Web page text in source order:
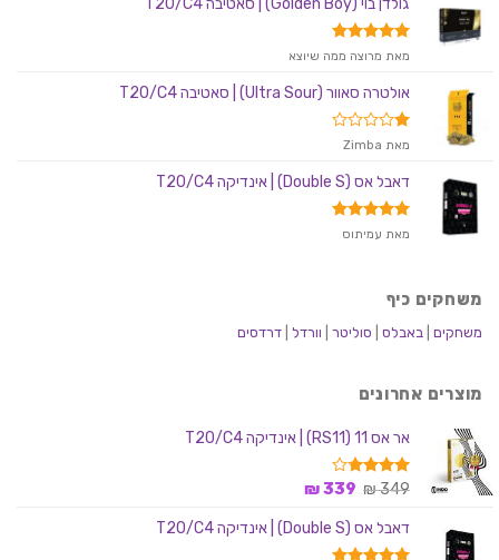
דורג5
מאת מרוצה ממה שיוצא
אולטרה סאוור (Ultra Sour) | סאטיבה T20/C4
דורג
5
מאת Zimba
דאבל אס (Double S) | אינדיקה T20/C4
דורג5
מאת עמיתוס
משחקים כיף
משחקים באבלס סוליטר וורדל דרדסים
מוצרים אחרונים
אר אס 11 (RS11) | אינדיקה T20/C4
דורג
מתוך 5
349
₪ המחיר
היה:
349 ₪.
339
₪המחיר
הוא:
דאבל אס (Double S) | אינדיקה T20/C4